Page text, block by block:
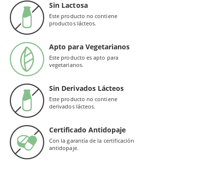
Sin Lactosa
Este producto no contiene
productos lácteos.
Apto para Vegetarianos
Este producto es apto para
vegetarianos.
Sin Derivados Lácteos
Este producto no contiene
derivados lácteos.
Certificado Antidopaje
Con la garantía de la certificación
antidopaje.